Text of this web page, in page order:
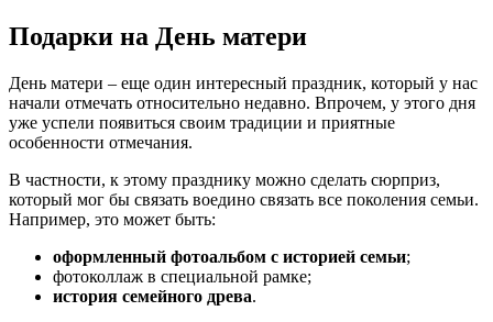
Подарки на День матери
День матери – еще один интересный праздник, который у нас
начали отмечать относительно недавно. Впрочем, у этого дня
уже успели появиться своим традиции и приятные
особенности отмечания.
В частности, к этому празднику можно сделать сюрприз,
который мог бы связать воедино связать все поколения семьи.
Например, это может быть:
оформленный фотоальбом с историей семьи;
фотоколлаж в специальной рамке;
история семейного древа.